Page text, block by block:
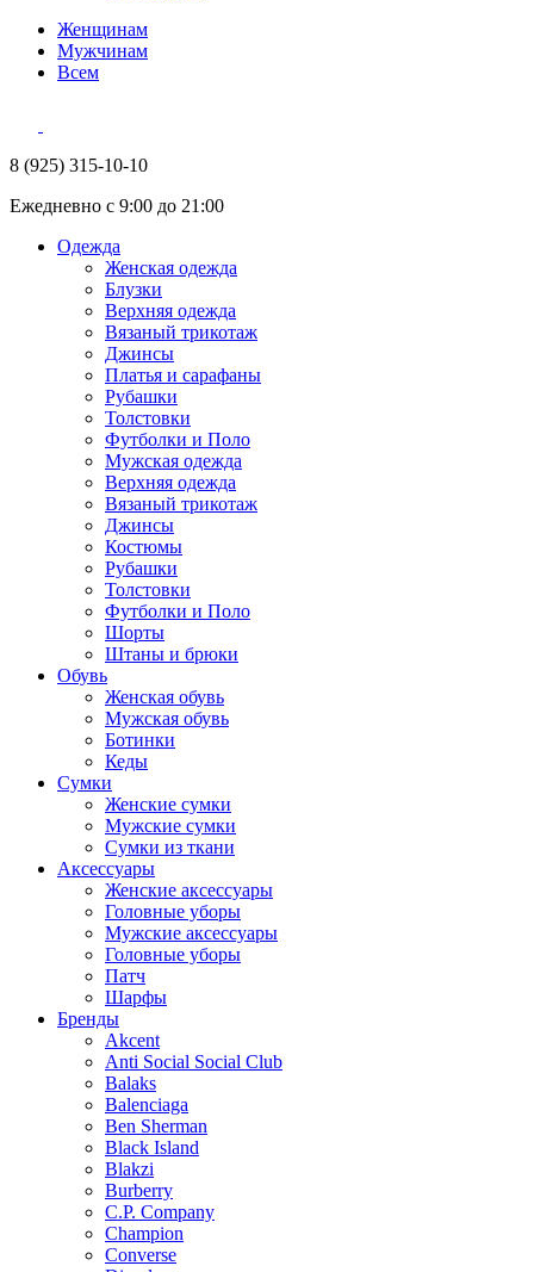
Женщинам
Мужчинам
Всем
8 (925) 315-10-10
Ежедневно с 9:00 до 21:00
Одежда
Женская одежда
Блузки
Верхняя одежда
Вязаный трикотаж
Джинсы
Платья и сарафаны
Рубашки
Толстовки
Футболки и Поло
Мужская одежда
Верхняя одежда
Вязаный трикотаж
Джинсы
Костюмы
Рубашки
Толстовки
Футболки и Поло
Шорты
Штаны и брюки
Обувь
Женская обувь
Мужская обувь
Ботинки
Кеды
Сумки
Женские сумки
Мужские сумки
Сумки из ткани
Аксессуары
Женские аксессуары
Головные уборы
Мужские аксессуары
Головные уборы
Патч
Шарфы
Бренды
Akcent
Anti Social Social Club
Balaks
Balenciaga
Ben Sherman
Black Island
Blakzi
Burberry
C.P. Company
Champion
Converse